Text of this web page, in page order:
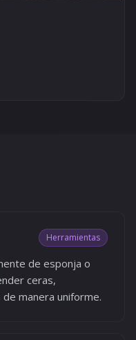
Herramientas
de esponja o
ceras,
manera uniforme.